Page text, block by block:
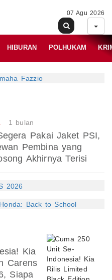
07 Agu 2026
HIBURAN POLHUKAM
1 bulan
Pakai Jaket PSI,
Pembina yang
Akhirnya Terisi
Kia
Carens
Siapa